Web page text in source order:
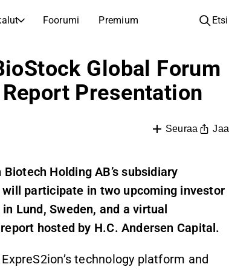
Foorumi Premium
Yhtiöt
Selaa ja suodata listattujen yhtiöiden listaa
Inspiraatiota seuraavaan sijoitukseesi
Yhtiökokouskutsut
Yhtiökokousten päivämäärät ja osakkeenomistajatiedot
Analyysikoulu
Opi lukemaan ja ymmärtämään osakeanalyysiä
Oppaita ja oppitunteja sijoitusosaamisen kasvattamiseen
Etsi
Global Forum
Presentation
Seuraa Jaa
Holding AB’s subsidiary
will participate in two upcoming investor
Lund, Sweden, and a virtual
hosted by H.C. Andersen Capital.
technology platform and